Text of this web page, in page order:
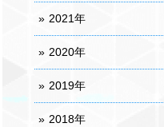
2021年
2020年
2019年
2018年